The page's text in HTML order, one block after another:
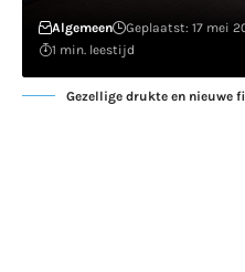
Algemeen Geplaatst: 17 mei
1 min. leestijd
Gezellige drukte en nieuwe